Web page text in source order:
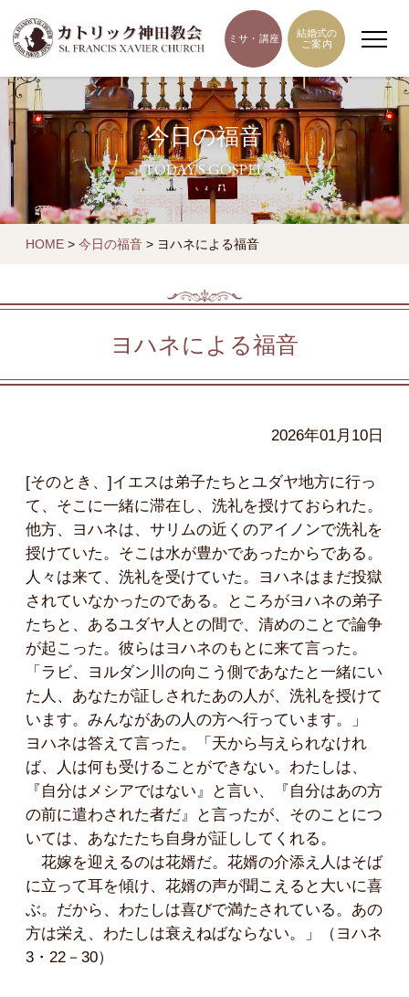
ミサ・講座
結婚式の
ご案内
今日の福音
TODAY'S GOSPEL
HOME > 今日の福音 > ヨハネによる福音
ヨハネによる福音
2026年01月10日
[そのとき、]イエスは弟子たちとユダヤ地方に行っ
て、そこに一緒に滞在し、洗礼を授けておられた。
他方、ヨハネは、サリムの近くのアイノンで洗礼を
授けていた。そこは水が豊かであったからである。
人々は来て、洗礼を受けていた。ヨハネはまだ投獄
されていなかったのである。ところがヨハネの弟子
たちと、あるユダヤ人との間で、清めのことで論争
が起こった。彼らはヨハネのもとに来て言った。
「ラビ、ヨルダン川の向こう側であなたと一緒にい
た人、あなたが証しされたあの人が、洗礼を授けて
います。みんながあの人の方へ行っています。」
ヨハネは答えて言った。「天から与えられなけれ
ば、人は何も受けることができない。わたしは、
『自分はメシアではない』と言い、『自分はあの方
の前に遣わされた者だ』と言ったが、そのことにつ
いては、あなたたち自身が証ししてくれる。
花嫁を迎えるのは花婿だ。花婿の介添え人はそば
に立って耳を傾け、花婿の声が聞こえると大いに喜
ぶ。だから、わたしは喜びで満たされている。あの
方は栄え、わたしは衰えねばならない。」（ヨハネ
3・22－30）